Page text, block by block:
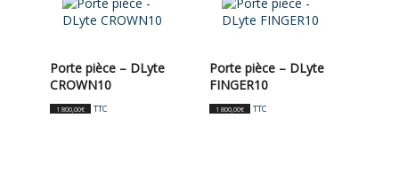
Porte pièce – DLyte
CROWN10
1 800,00€ TTC
Porte pièce – DLyte
FINGER10
1 800,00€ TTC